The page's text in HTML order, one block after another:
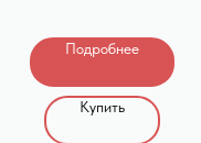
Подробнее
Купить